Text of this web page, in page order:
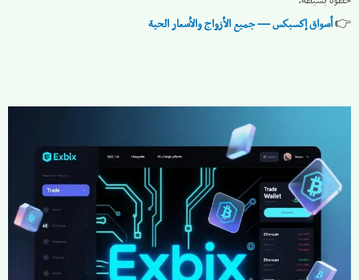
👉أسواق إكسبكس — جميع الأزواج والأسعار الحية